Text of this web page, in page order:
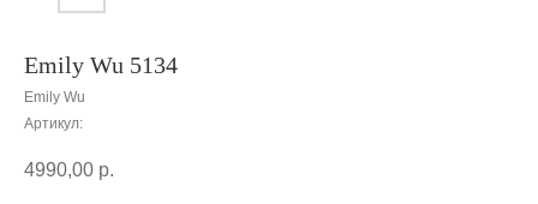
Emily Wu 5134
Emily Wu
Артикул:
4990,00 р.